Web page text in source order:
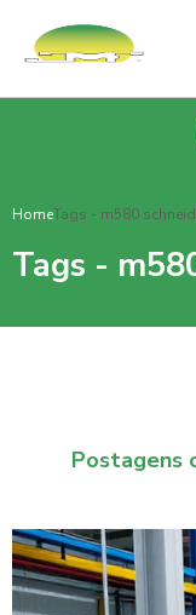
HomeTags - m580
Tags -
Postagens